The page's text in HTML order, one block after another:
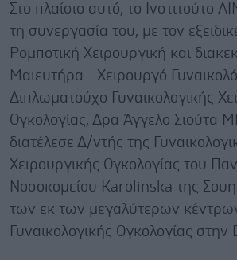
Στο πλαίσιο αυτό, το Ινστιτούτο
τη συνεργασία του, με τον
Ρομποτική Χειρουργική και
Μαιευτήρα - Χειρουργό
Διπλωματούχο Γυναικολογικής
Ογκολογίας, Δρα Άγγελο Σιούτα
διατέλεσε Δ/ντής της
Χειρουργικής Ογκολογίας του
Νοσοκομείου Karolinska της
των εκ των μεγαλύτερων
Γυναικολογικής Ογκολογίας